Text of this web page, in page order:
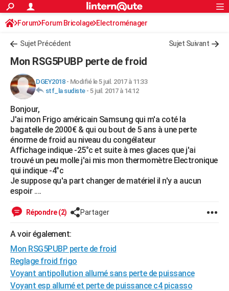
ACTUALITÉS
Politique
Société
Faits Divers
Education
Monde
Villes
+
FINANCE
Retraite
Impôts
Epargne
Immobilier
Risques naturels par ville
Banque
Assurance
Crédit
AUTO
Essais
Réserver un essai
Citadines
Berlines
SUV
Forum auto
+HIGH-TECH
Mobiles
Meilleur smartphone
Internet
Ordinateurs
Jeux vidéo
Guide high-tech
+BRICOLAGE
Forum
Aménagement intérieur
Extérieur
Cuisine
Salle de bains
Jardinage
Rangement
WEEK-END
Guides de France
Escapades
Patrimoine
Expositions
Musées
Week-end nature
LIFESTYLE
Art de vivre
Bien-être
Loisirs
Mode
Modes de vie
Alimentation
Guide de la santé
Maladies
Médicaments
Sommeil
Destinations
City break
Voyage nature
Voyage de noces
Forum
Climat
+
GUIDES D'ACHAT
BONS PLANS
S'inscrire
Connexion
Forum Forum Bricolage Electroménager
Sujet Précédent Sujet Suivant
Mon RSG5PUBP perte de froid
DGEY2018- Modifié le 5 juil. 2017 à 11:33
stf_la sudiste- 5 juil. 2017 à 14:12
Bonjour,
J'ai mon Frigo américain Samsung qui m'a coté la
bagatelle de 2000€ & qui ou bout de 5 ans à une perte
énorme de froid au niveau du congélateur
Affichage indique -25°c et suite à mes glaces que j'ai
trouvé un peu molle j'ai mis mon thermomètre Electronique
qui indique -4°c
Je suppose qu'a part changer de matériel il n'y a aucun
espoir ....
Répondre (2) Partager
A voir également:
Mon RSG5PUBP perte de froid
Reglage froid frigo
Voyant antipollution allumé sans perte de puissance
Voyant esp allumé et perte de puissance c4 picasso